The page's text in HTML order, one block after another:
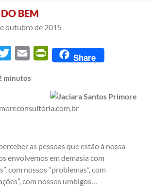
BEM
outubro de 2015
Twitter Email PrintFriendly
Share
minutos
as pessoas que estão à nossa
envolvemos em demasia com
com nossos “problemas”, com
com nossos umbigos…